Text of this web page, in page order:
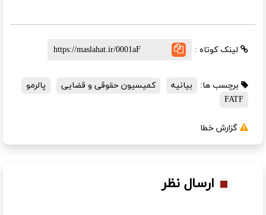
لینک کوتاه :
برچسب ها: بیانیه کمیسیون حقوقی و قضایی
پالرمو
FATF
گزارش خطا
ارسال نظر